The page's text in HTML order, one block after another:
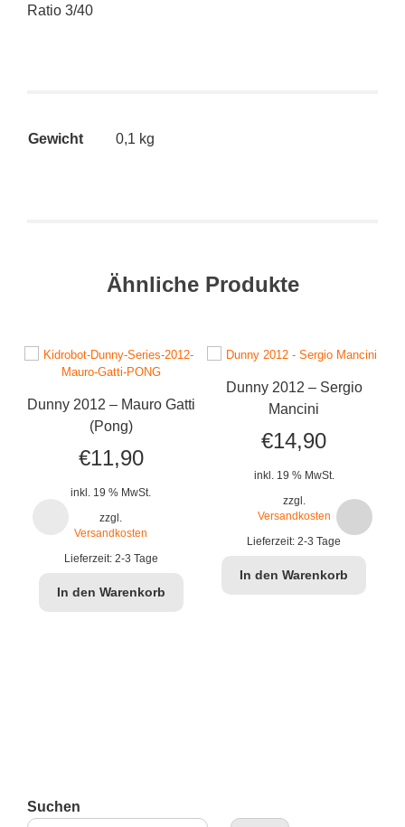
Ratio 3/40
Gewicht 0,1 kg
Ähnliche Produkte
Dunny 2012 – Mauro Gatti
(Pong)
€11,90
inkl. 19 % MwSt.
zzgl.
Versandkosten
Lieferzeit: 2-3 Tage
In den Warenkorb
Dunny 2012 – Sergio
Mancini
€14,90
inkl. 19 % MwSt.
zzgl.
Versandkosten
Lieferzeit:2-3 Tage
In den Warenkorb
Suchen